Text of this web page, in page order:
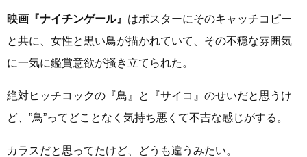
映画『ナイチンゲール』 はポスターにそのキャッチコピー
と共に、女性と黒い鳥が描かれていて、その不穏な雰囲気
に一気に鑑賞意欲が掻き立てられた。
絶対ヒッチコックの『鳥』と『サイコ』のせいだと思うけ
ど、”鳥”ってどことなく気持ち悪くて不吉な感じがする。
カラスだと思ってたけど、どうも違うみたい。